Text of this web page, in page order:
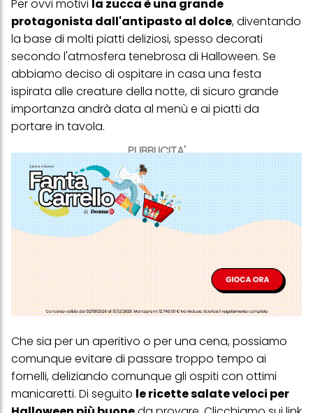
PUBBLICITA'
Per ovvi motivi la zucca è una grande
protagonista dall'antipasto al dolce, diventando
la base di molti piatti deliziosi, spesso decorati
secondo l'atmosfera tenebrosa di Halloween. Se
abbiamo deciso di ospitare in casa una festa
ispirata alle creature della notte, di sicuro grande
importanza andrà data al menù e ai piatti da
portare in tavola.
Che sia per un aperitivo o per una cena, possiamo
comunque evitare di passare troppo tempo ai
fornelli, deliziando comunque gli ospiti con ottimi
manicaretti. Di seguito le ricette salate veloci per